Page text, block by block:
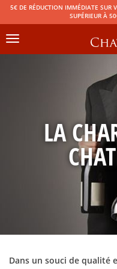
5€ DE RÉDUCTION IMMÉDIATE SUR
SUPÉRIEUR À
Toggle
LA
Dans un souci de qualité